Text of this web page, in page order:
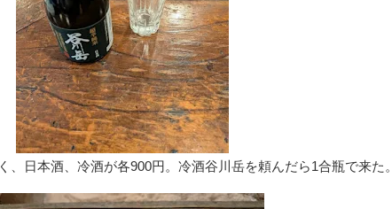
、日本酒、冷酒が各900円。冷酒谷川岳を頼んだら1合瓶で来た。